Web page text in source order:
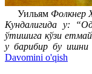
Уильям Фолкнер
Кундалигида у:
ўтишига кўзи
у барибир бу ишни
Davomini o'qish